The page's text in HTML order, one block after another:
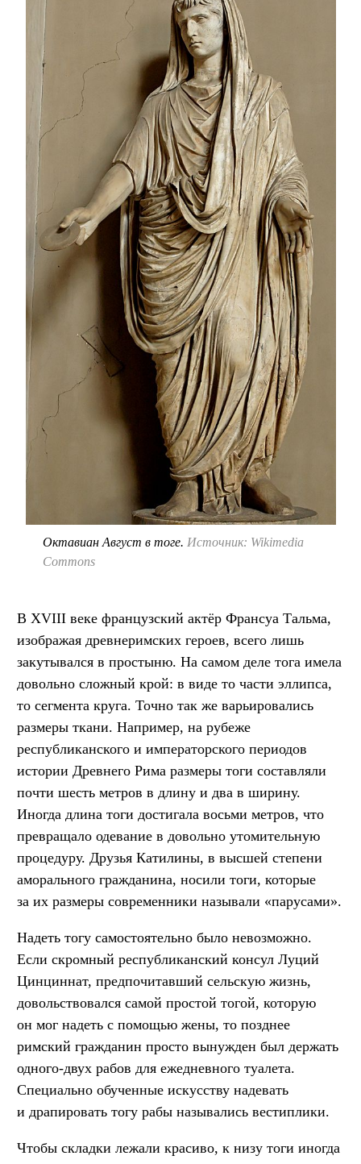
Октавиан Август в тоге. Источник: Wikimedia
Commons
В XVIII веке французский актёр Франсуа Тальма,
изображая древнеримских героев, всего лишь
закутывался в простыню. На самом деле тога имела
довольно сложный крой: в виде то части эллипса,
то сегмента круга. Точно так же варьировались
размеры ткани. Например, на рубеже
республиканского и императорского периодов
истории Древнего Рима размеры тоги составляли
почти шесть метров в длину и два в ширину.
Иногда длина тоги достигала восьми метров, что
превращало одевание в довольно утомительную
процедуру. Друзья Катилины, в высшей степени
аморального гражданина, носили тоги, которые
за их размеры современники называли «парусами».
Надеть тогу самостоятельно было невозможно.
Если скромный республиканский консул Луций
Цинциннат, предпочитавший сельскую жизнь,
довольствовался самой простой тогой, которую
он мог надеть с помощью жены, то позднее
римский гражданин просто вынужден был держать
одного-двух рабов для ежедневного туалета.
Специально обученные искусству надевать
и драпировать тогу рабы назывались вестиплики.
Чтобы складки лежали красиво, к низу тоги иногда